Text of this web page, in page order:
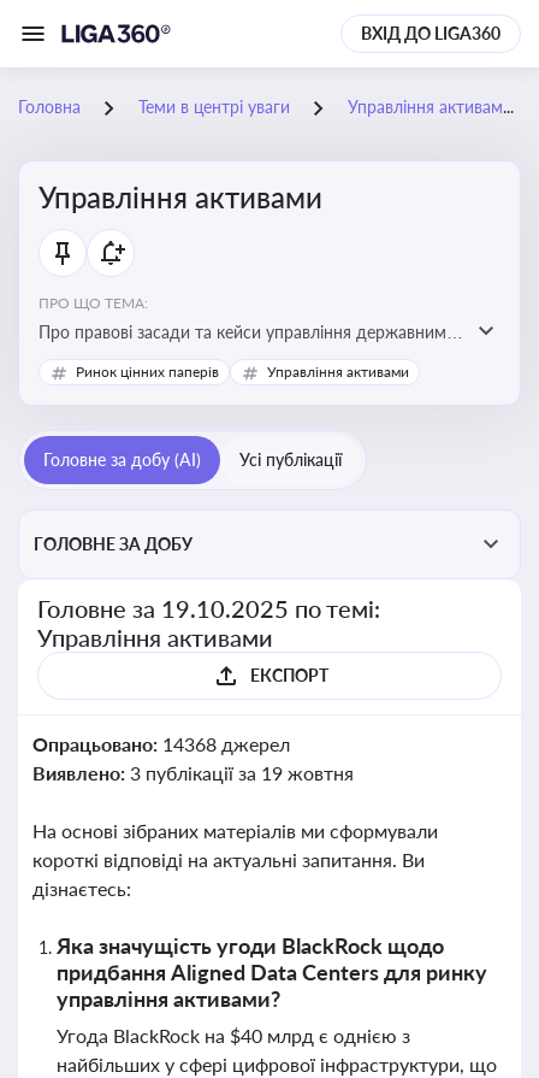
ВХІД ДО LIGA360
Головна Теми в центрі уваги Управління активами
Управління активами
ПРО ЩО ТЕМА:
Про правові засади та кейси управління державними,
комунальними та корпоративними активами, для
юристів і керівників, які відповідають за збереження
Ринок цінних паперів Управління активами
Головне за добу (AI) Усі публікації
ГОЛОВНЕ ЗА ДОБУ
Головне за 19.10.2025 по темі:
Управління активами
ЕКСПОРТ
Опрацьовано: 14368 джерел
Виявлено: 3 публікації за 19 жовтня
На основі зібраних матеріалів ми сформували
короткі відповіді на актуальні запитання. Ви
дізнаєтесь:
Яка значущість угоди BlackRock щодо
придбання Aligned Data Centers для ринку
управління активами?
Угода BlackRock на $40 млрд є однією з
найбільших у сфері цифрової інфраструктури, що